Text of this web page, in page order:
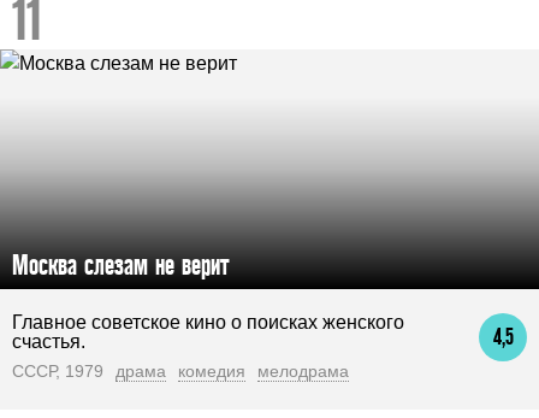
Москва слезам не верит
4,5
Главное советское кино о поисках женского
счастья.
СССР, 1979 драма комедия мелодрама